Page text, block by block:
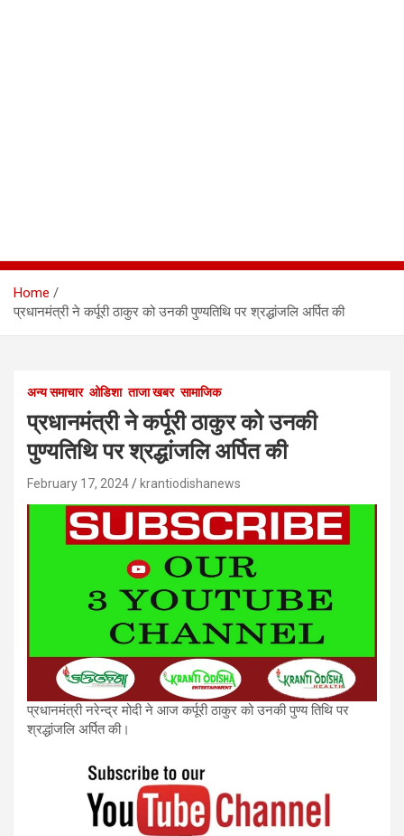
Home
प्रधानमंत्री ने कर्पूरी ठाकुर को उनकी पुण्यतिथि पर श्रद्धांजलि अर्पित की
अन्य समाचार ओडिशा ताजा खबर सामाजिक
प्रधानमंत्री ने कर्पूरी ठाकुर को उनकी
पुण्यतिथि पर श्रद्धांजलि अर्पित की
February 17, 2024 krantiodishanews
प्रधानमंत्री नरेन्द्र मोदी ने आज कर्पूरी ठाकुर को उनकी पुण्य तिथि पर
श्रद्धांजलि अर्पित की।